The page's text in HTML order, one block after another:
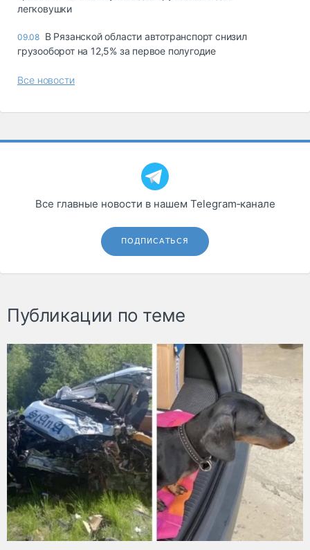
легковушки
09.08 В Рязанской области автотранспорт снизил
грузооборот на 12,5% за первое полугодие
Все новости
Все главные новости в нашем Telegram‑канале
ПОДПИСАТЬСЯ
Публикации по теме